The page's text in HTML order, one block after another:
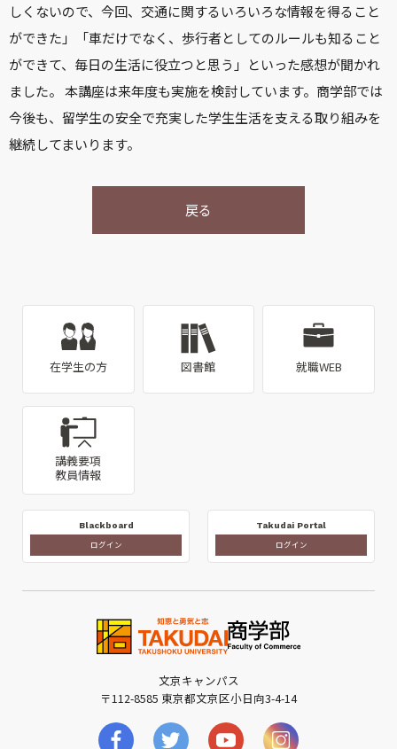
しくないので、今回、交通に関するいろいろな情報を得ること
ができた」「車だけでなく、歩行者としてのルールも知ること
ができて、毎日の生活に役立つと思う」といった感想が聞かれ
ました。 本講座は来年度も実施を検討しています。商学部では
今後も、留学生の安全で充実した学生生活を支える取り組みを
継続してまいります。
戻る
在学生の方 図書館 就職WEB
講義要項
教員情報
Blackboard
ログイン
Takudai Portal
ログイン
文京キャンパス
〒112-8585 東京都文京区小日向3-4-14